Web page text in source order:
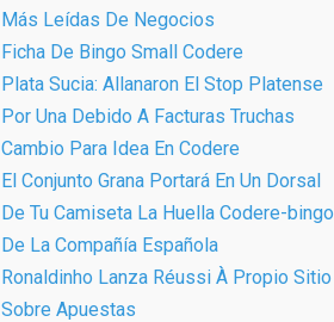
Más Leídas De Negocios
Ficha De Bingo Small Codere
Plata Sucia: Allanaron El Stop Platense
Por Una Debido A Facturas Truchas
Cambio Para Idea En Codere
El Conjunto Grana Portará En Un Dorsal
De Tu Camiseta La Huella Codere-bingo
De La Compañía Española
Ronaldinho Lanza Réussi À Propio Sitio
Sobre Apuestas